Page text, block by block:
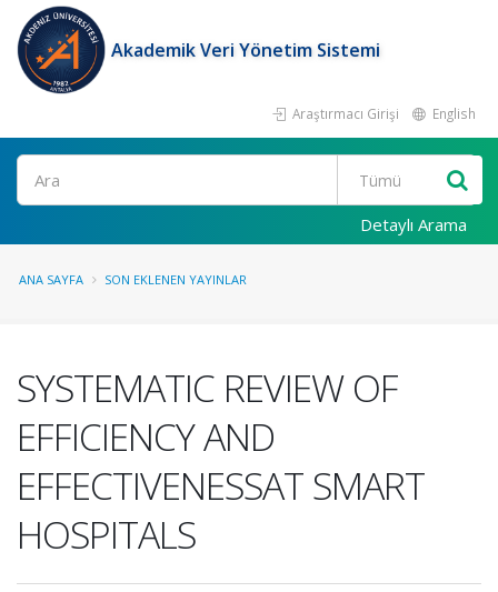
Akademik Veri Yönetim Sistemi
Araştırmacı Girişi English
Ara
Detaylı Arama
ANA SAYFA SON EKLENEN YAYINLAR
SYSTEMATIC REVIEW OF
EFFICIENCY AND
EFFECTIVENESSAT SMART
HOSPITALS